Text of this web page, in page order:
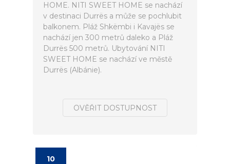
HOME. NITI SWEET HOME se nachází
v destinaci Durrës a může se pochlubit
balkonem. Pláž Shkëmbi i Kavajës se
nachází jen 300 metrů daleko a Pláž
Durrës 500 metrů. Ubytování NITI
SWEET HOME se nachází ve městě
Durrës (Albánie).
OVĚŘIT DOSTUPNOST
10